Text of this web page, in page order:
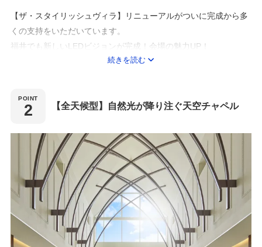
【ザ・スタイリッシュヴィラ】リニューアルがついに完成から多
くの支持をいただいています。
福井でも新しいLEDビジョンが完成！会場の魅力UP！
また、これまで以上に緑が増え、自然に囲まれた雰囲気に！
グが叶う。
ブライダルフェアで「能登牛やオマール海老」などをふんだんに
使用したコース料理を無料で堪能できる。
続きを読む
【全天候型】自然光が降り注ぐ天空チャペル